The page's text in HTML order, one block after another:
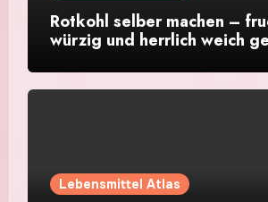
Rotkohl selber machen –
würzig und herrlich weich
Lebensmittel Atlas